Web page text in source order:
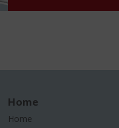
Home
Home